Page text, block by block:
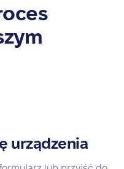
urządzenia